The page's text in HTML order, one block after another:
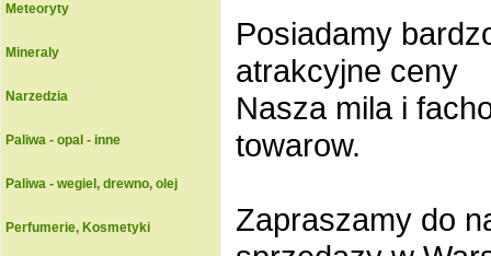
Meteoryty
Mineraly
Narzedzia
Paliwa - opal - inne
Paliwa - wegiel, drewno, olej
Perfumerie, Kosmetyki
Posiadamy
atrakcyjne ceny
Nasza mila i
towarow.
Zapraszamy do